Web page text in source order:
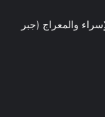
أرضِ مصرَ
ومميزةٌ في
قال
والمعراج (جبر